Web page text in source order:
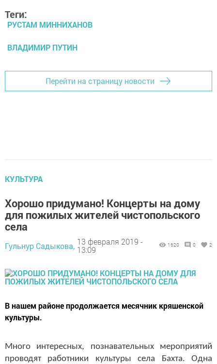
Теги:
РУСТАМ МИННИХАНОВ
ВЛАДИМИР ПУТИН
Перейти на страницу новости
КУЛЬТУРА
Хорошо придумано! Концерты на дому
для пожилых жителей чистопольского
села
Гульнур Садыкова, 13 февраля 2019 -
13:09
1620 0 2
В нашем районе продолжается месячник кряшенской
культуры.
Много интересных, познавательных мероприятий
проводят работники культуры села Бахта. Одна